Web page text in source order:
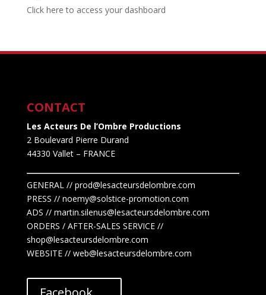
Click here to access your dashboard
CONTACT
Les Acteurs De l’Ombre Productions
2 Boulevard Pierre Durand
44330 Vallet– FRANCE
GENERAL // prod@lesacteursdelombre.com
PRESS // noemy@solstice-promotion.com
ADS // martin.silenus@lesacteursdelombre.com
ORDERS / AFTER-SALES SERVICE //
shop@lesacteursdelombre.com
WEBSITE // web@lesacteursdelombre.com